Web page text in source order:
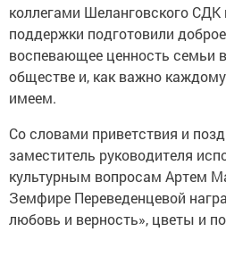
коллегами Шеланговского СДК
поддержки подготовили
воспевающее ценность семьи
обществе и, как важно
имеем.
Со словами приветствия и
заместитель руководителя
культурным вопросам Артем
Земфире Переведенцевой
любовь и верность», цветы и